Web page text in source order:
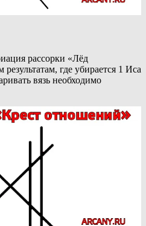
рассорки «Лёд
где убирается 1 Иса
вязь необходимо